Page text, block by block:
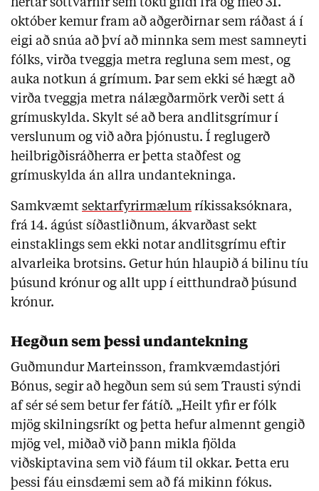
hertar sóttvarnir sem tóku gildi frá og með 31.
október kemur fram að aðgerðirnar sem ráðast á í
eigi að snúa að því að minnka sem mest samneyti
fólks, virða tveggja metra regluna sem mest, og
auka notkun á grímum. Þar sem ekki sé hægt að
virða tveggja metra nálægðarmörk verði sett á
grímuskylda. Skylt sé að bera andlitsgrímur í
verslunum og við aðra þjónustu. Í reglugerð
heilbrigðisráðherra er þetta staðfest og
grímuskylda án allra undantekninga.
Samkvæmt sektarfyrirmælum ríkissaksóknara,
frá 14. ágúst síðastliðnum, ákvarðast sekt
einstaklings sem ekki notar andlitsgrímu eftir
alvarleika brotsins. Getur hún hlaupið á bilinu tíu
þúsund krónur og allt upp í eitthundrað þúsund
krónur.
Hegðun sem þessi undantekning
Guðmundur Marteinsson, framkvæmdastjóri
Bónus, segir að hegðun sem sú sem Trausti sýndi
af sér sé sem betur fer fátíð. „Heilt yfir er fólk
mjög skilningsríkt og þetta hefur almennt gengið
mjög vel, miðað við þann mikla fjölda
viðskiptavina sem við fáum til okkar. Þetta eru
þessi fáu einsdæmi sem að fá mikinn fókus.